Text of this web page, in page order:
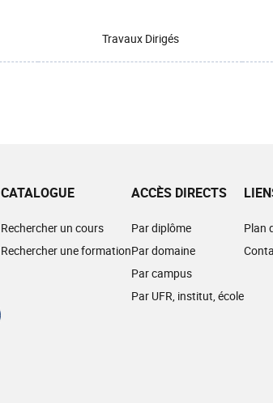
Travaux Dirigés
CATALOGUE
Rechercher un cours
Rechercher une formation
ACCÈS DIRECTS
Par diplôme
Par domaine
Par campus
Par UFR, institut, école
Plan